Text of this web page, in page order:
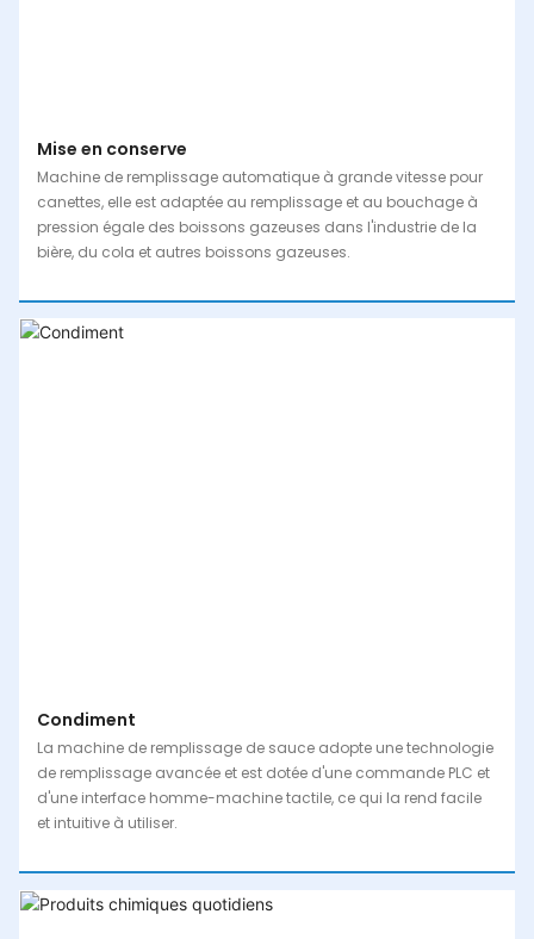
Mise en conserve
Machine de remplissage automatique à grande vitesse pour
canettes, elle est adaptée au remplissage et au bouchage à
pression égale des boissons gazeuses dans l'industrie de la
bière, du cola et autres boissons gazeuses.
Condiment
La machine de remplissage de sauce adopte une technologie
de remplissage avancée et est dotée d'une commande PLC et
d'une interface homme-machine tactile, ce qui la rend facile
et intuitive à utiliser.